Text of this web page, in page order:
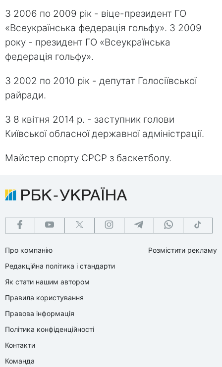
З 2006 по 2009 рік - віце-президент ГО
«Всеукраїнська федерація гольфу». З 2009
року - президент ГО «Всеукраїнська
федерація гольфу».
З 2002 по 2010 рік - депутат Голосіївської
райради.
З 8 квітня 2014 р. - заступник голови
Київської обласної державної адміністрації.
Майстер спорту СРСР з баскетболу.
Про компанію
Редакційна політика і стандарти
Як стати нашим автором
Правила користування
Правова інформація
Політика конфіденційності
Контакти
Команда
Розмістити рекламу